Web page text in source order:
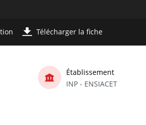
Télécharger la fiche
Établissement
INP - ENSIACET